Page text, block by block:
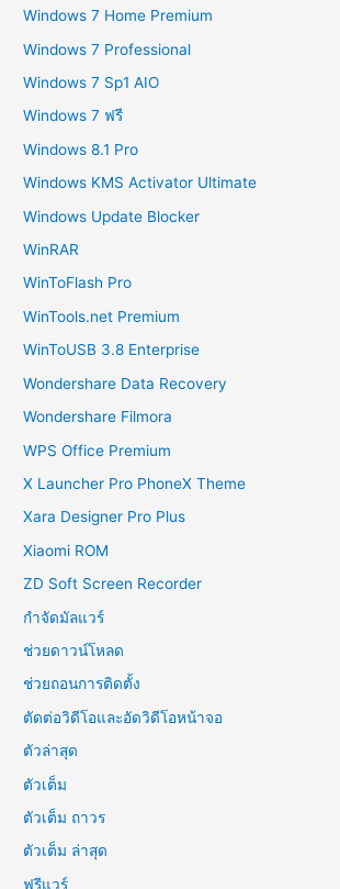
Windows 7 Home Premium
Windows 7 Professional
Windows 7 Sp1 AIO
Windows 7 ฟรี
Windows 8.1 Pro
Windows KMS Activator Ultimate
Windows Update Blocker
WinRAR
WinToFlash Pro
WinTools.net Premium
WinToUSB 3.8 Enterprise
Wondershare Data Recovery
Wondershare Filmora
WPS Office Premium
X Launcher Pro PhoneX Theme
Xara Designer Pro Plus
Xiaomi ROM
ZD Soft Screen Recorder
กำจัดมัลแวร์
ช่วยดาวน์โหลด
ช่วยถอนการติดตั้ง
ตัดต่อวิดีโอและอัดวิดีโอหน้าจอ
ตัวล่าสุด
ตัวเต็ม
ตัวเต็ม ถาวร
ตัวเต็ม ล่าสุด
ฟรีแวร์